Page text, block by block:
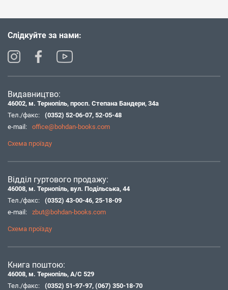
Слідкуйте за нами:
Видавництво:
46002, м. Тернопіль, просп. Степана Бандери, 34а
Тел./факс:
(0352) 52-06-07, 52-05-48
e-mail:
office@bohdan-books.com
Схема проїзду
Відділ гуртового продажу:
46008, м. Тернопіль, вул. Подільська, 44
Тел./факс:
(0352) 43-00-46, 25-18-09
e-mail:
zbut@bohdan-books.com
Схема проїзду
Книга поштою:
46008, м. Тернопіль, А/С 529
Тел./факс:
(0352) 51-97-97, (067) 350-18-70